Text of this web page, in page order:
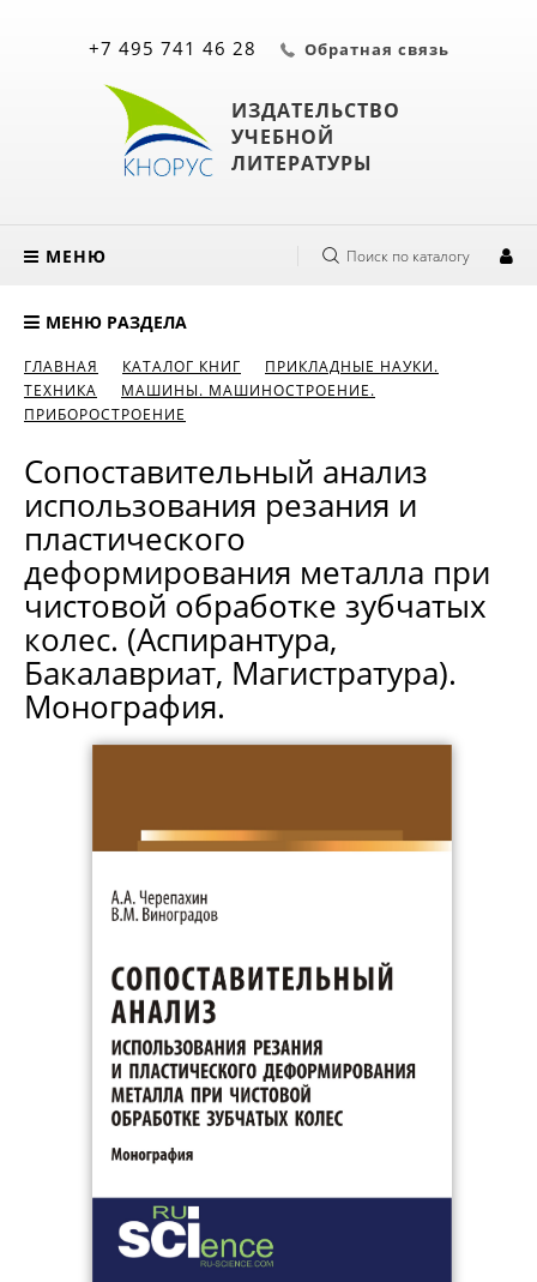
ИЗДАТЕЛЬСТВО
УЧЕБНОЙ
ЛИТЕРАТУРЫ
+7 495 741 46 28 Обратная связь
МЕНЮ Поиск по каталогу
МЕНЮ РАЗДЕЛА
ГЛАВНАЯ КАТАЛОГ КНИГ
ПРИКЛАДНЫЕ НАУКИ.
ТЕХНИКА
МАШИНЫ. МАШИНОСТРОЕНИЕ.
ПРИБОРОСТРОЕНИЕ
Сопоставительный анализ
использования резания и
пластического
деформирования металла при
чистовой обработке зубчатых
колес. (Аспирантура,
Бакалавриат, Магистратура).
Монография.